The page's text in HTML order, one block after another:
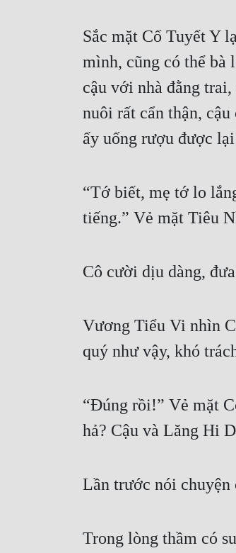
Sắc mặt Cố Tuyết Y
mình, cũng có thể bà
cậu với nhà đằng
nuôi rất cẩn thận,
ấy uống rượu được
“Tớ biết, mẹ tớ lo
tiếng.” Vẻ mặt Tiêu
Cô cười dịu dàng,
Vương Tiểu Vi nhìn
quý như vậy, khó
“Đúng rồi!” Vẻ mặt
hả? Cậu và Lăng Hi
Lần trước nói chuyện
Trong lòng thầm có